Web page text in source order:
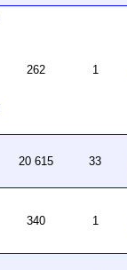
262 1
20 615 33
340 1